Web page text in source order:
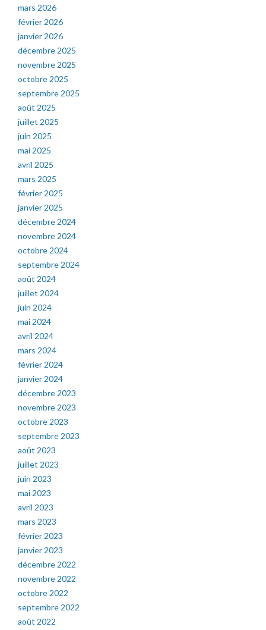
mars 2026
février 2026
janvier 2026
décembre 2025
novembre 2025
octobre 2025
septembre 2025
août 2025
juillet 2025
juin 2025
mai 2025
avril 2025
mars 2025
février 2025
janvier 2025
décembre 2024
novembre 2024
octobre 2024
septembre 2024
août 2024
juillet 2024
juin 2024
mai 2024
avril 2024
mars 2024
février 2024
janvier 2024
décembre 2023
novembre 2023
octobre 2023
septembre 2023
août 2023
juillet 2023
juin 2023
mai 2023
avril 2023
mars 2023
février 2023
janvier 2023
décembre 2022
novembre 2022
octobre 2022
septembre 2022
août 2022